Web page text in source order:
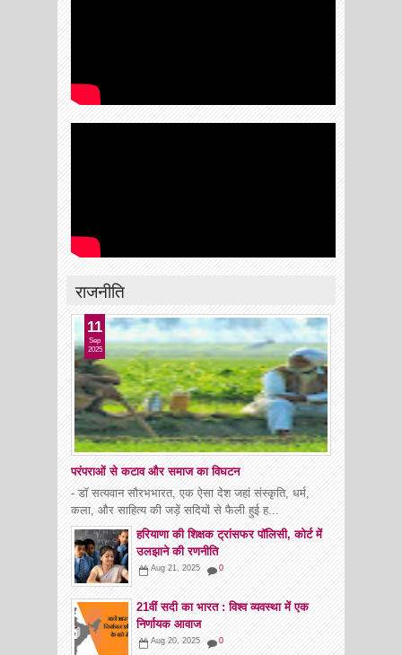
राजनीति
परंपराओं से कटाव और समाज का विघटन
11
Sep
2025
- डॉ सत्यवान सौरभभारत, एक ऐसा देश जहां संस्कृति, धर्म,
कला, और साहित्य की जड़ें सदियों से फैली हुई ह...
हरियाणा की शिक्षक ट्रांसफर पॉलिसी, कोर्ट में
उलझाने की रणनीति
Aug 21, 2025 0
21वीं सदी का भारत : विश्व व्यवस्था में एक
निर्णायक आवाज
Aug 20, 2025 0